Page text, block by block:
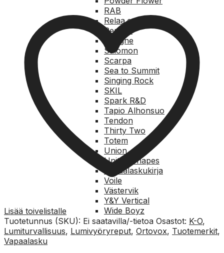
RAB
Relaa.com
Reusch
Rungne
Salomon
Scarpa
Sea to Summit
Singing Rock
SKIL
Spark R&D
Tapio Alhonsuo
Tendon
Thirty Two
Totem
Union
United Shapes
Vapaalaskukirja
Voile
Västervik
Y&Y Vertical
Wide Boyz
Lisää toivelistalle
Tuotetunnus (SKU): Ei saatavilla/-tietoa Osastot: K-O,
Lumiturvallisuus, Lumivyöryreput, Ortovox, Tuotemerkit,
Vapaalasku